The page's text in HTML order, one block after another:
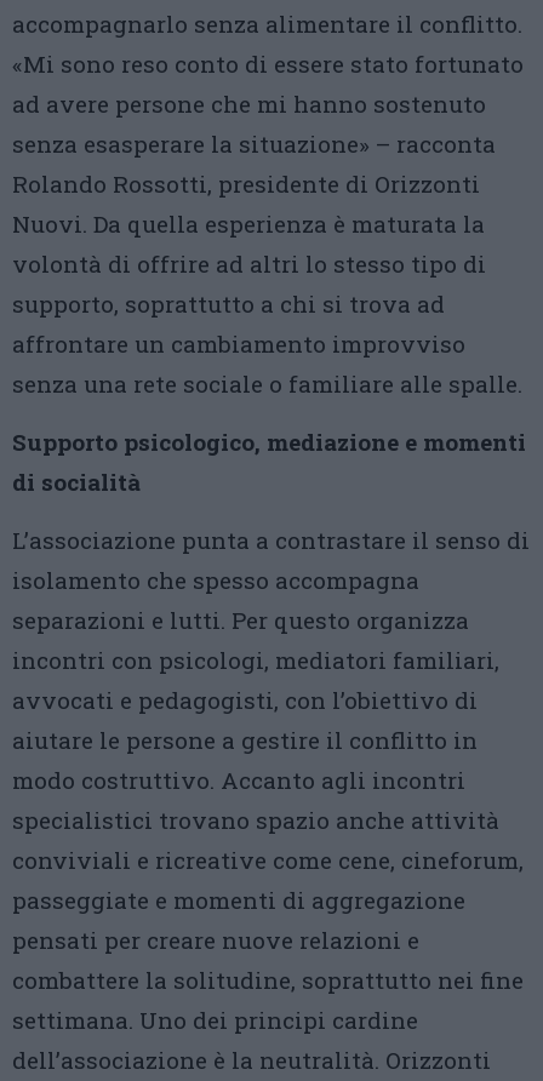
accompagnarlo senza alimentare il conflitto.
«Mi sono reso conto di essere stato fortunato
ad avere persone che mi hanno sostenuto
senza esasperare la situazione» – racconta
Rolando Rossotti, presidente di Orizzonti
Nuovi. Da quella esperienza è maturata la
volontà di offrire ad altri lo stesso tipo di
supporto, soprattutto a chi si trova ad
affrontare un cambiamento improvviso
senza una rete sociale o familiare alle spalle.
Supporto psicologico, mediazione e momenti
di socialità
L’associazione punta a contrastare il senso di
isolamento che spesso accompagna
separazioni e lutti. Per questo organizza
incontri con psicologi, mediatori familiari,
avvocati e pedagogisti, con l’obiettivo di
aiutare le persone a gestire il conflitto in
modo costruttivo. Accanto agli incontri
specialistici trovano spazio anche attività
conviviali e ricreative come cene, cineforum,
passeggiate e momenti di aggregazione
pensati per creare nuove relazioni e
combattere la solitudine, soprattutto nei fine
settimana. Uno dei principi cardine
dell’associazione è la neutralità. Orizzonti